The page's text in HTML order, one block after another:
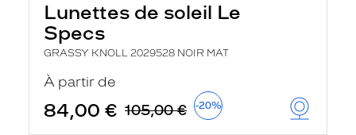
Lunettes de soleil Le
Specs
GRASSY KNOLL 2029528 NOIR MAT
À partir de
84,00 € 105,00 € -20%